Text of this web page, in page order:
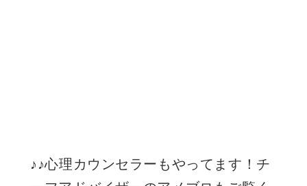
♪♪心理カウンセラーもやってます！チ